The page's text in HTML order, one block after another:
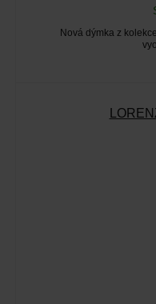
Nová dýmka z